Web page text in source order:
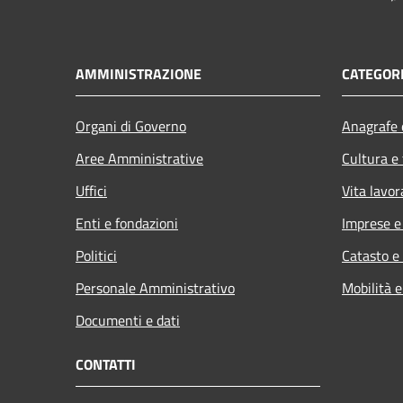
AMMINISTRAZIONE
Organi di Governo
Aree Amministrative
Uffici
Enti e fondazioni
Politici
Personale Amministrativo
Documenti e dati
Cultura
Vita
Imprese
Catasto
Mobilità
CONTATTI